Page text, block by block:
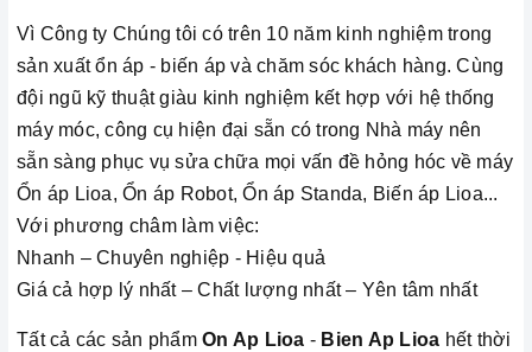
Vì Công ty Chúng tôi có trên 10 năm kinh nghiệm trong
sản xuất ổn áp - biến áp và chăm sóc khách hàng. Cùng
đội ngũ kỹ thuật giàu kinh nghiệm kết hợp với hệ thống
máy móc, công cụ hiện đại sẵn có trong Nhà máy nên
sẵn sàng phục vụ sửa chữa mọi vấn đề hỏng hóc về máy
Ổn áp Lioa, Ổn áp Robot, Ổn áp Standa, Biến áp Lioa...
Với phương châm làm việc:
Nhanh – Chuyên nghiệp - Hiệu quả
Giá cả hợp lý nhất – Chất lượng nhất – Yên tâm nhất
Tất cả các sản phẩm On Ap Lioa - Bien Ap Lioa hết thời